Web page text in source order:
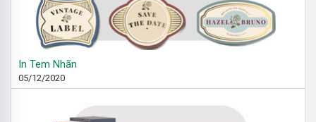
In Tem Nhãn
05/12/2020